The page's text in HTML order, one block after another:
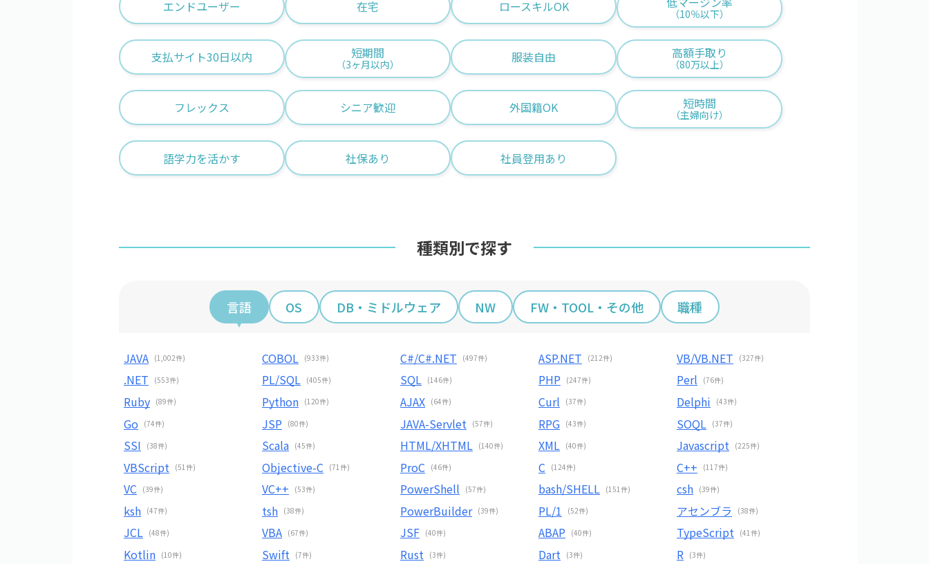
フリーワード 案件開始日
エンドユーザー 在宅 ロースキルOK （10％以下）
支払サイト30日以内 短期間
（3ヶ月以内） 服装自由 高額手取り
（80万以上）
フレックス シニア歓迎 外国籍OK 短時間
（主婦向け）
語学力を活かす 社保あり 社員登用あり
種類別で探す
言語 OS DB・ミドルウェア NW FW・TOOL・その他 職種
JAVA (1,002件) COBOL (933件) C#/C#.NET (497件) ASP.NET (212件) VB/VB.NET (327件)
.NET (553件) PL/SQL (405件) SQL (146件) PHP (247件) Perl (76件)
Ruby (89件) Python (120件) AJAX (64件) Curl (37件) Delphi (43件)
Go (74件) JSP (80件) JAVA-Servlet (57件) RPG (43件) SOQL (37件)
SSI (38件) Scala (45件) HTML/XHTML (140件) XML (40件) Javascript (225件)
VBScript (51件) Objective-C (71件) ProC (46件) C (124件) C++ (117件)
VC (39件) VC++ (53件) PowerShell (57件) bash/SHELL (151件) csh (39件)
ksh (47件) tsh (38件) PowerBuilder (39件) PL/1 (52件) アセンブラ (38件)
JCL (48件) VBA (67件) JSF (40件) ABAP (40件) TypeScript (41件)
Kotlin (10件) Swift (7件) Rust (3件) Dart (3件) R (3件)